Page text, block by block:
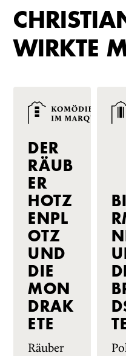
WIRKTE
DER
RÄUB
ER
HOTZ
ENPL
OTZ
UND
DIE
MON
DRAK
ETE
Räuber